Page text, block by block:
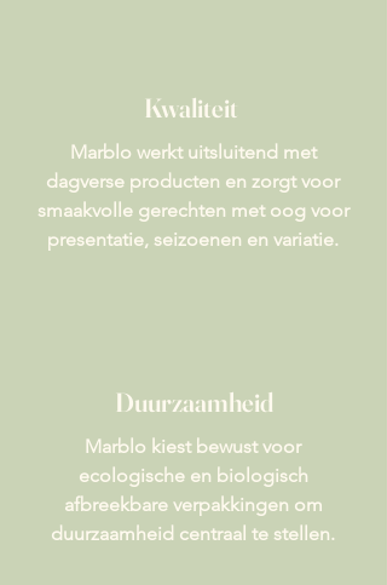
Kwaliteit
Marblo werkt uitsluitend met
dagverse producten en zorgt voor
smaakvolle gerechten met oog voor
presentatie, seizoenen en variatie.
Duurzaamheid
Marblo kiest bewust voor
ecologische en biologisch
afbreekbare verpakkingen om
duurzaamheid centraal te stellen.